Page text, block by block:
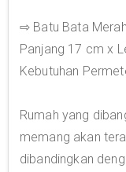
⇨ Batu Bata
Panjang 17 cm x
Kebutuhan
Rumah yang
memang akan
dibandingkan